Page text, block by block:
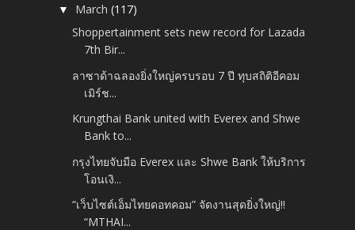
▼ March(117)
Shoppertainment sets new record for Lazada
7th Bir...
ลาซาด้าฉลองยิ่งใหญ่ครบรอบ 7 ปี ทุบสถิติอีคอม
เมิร์ช...
Krungthai Bank united with Everex and Shwe
Bank to...
กรุงไทยจับมือ Everex และ Shwe Bank ให้บริการ
โอนเงิ...
“เว็บไซต์เอ็มไทยดอทคอม” จัดงานสุดยิ่งใหญ่!!
“MTHAI...